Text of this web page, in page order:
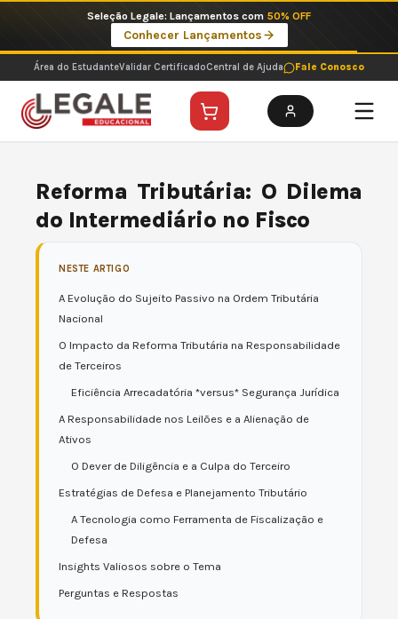
o
conteúdo
Imperdíveis no Pix: Pós Selecionadas a 199 reais no pix em parcela única
Ver ofertas
Área do EstudanteValidar CertificadoCentral de Ajuda Fale Conosco
Reforma Tributária: O Dilema
do Intermediário no Fisco
NESTE ARTIGO
A Evolução do Sujeito Passivo na Ordem Tributária
Nacional
O Impacto da Reforma Tributária na Responsabilidade
de Terceiros
Eficiência Arrecadatória *versus* Segurança Jurídica
A Responsabilidade nos Leilões e a Alienação de
Ativos
O Dever de Diligência e a Culpa do Terceiro
Estratégias de Defesa e Planejamento Tributário
A Tecnologia como Ferramenta de Fiscalização e
Defesa
Insights Valiosos sobre o Tema
Perguntas e Respostas